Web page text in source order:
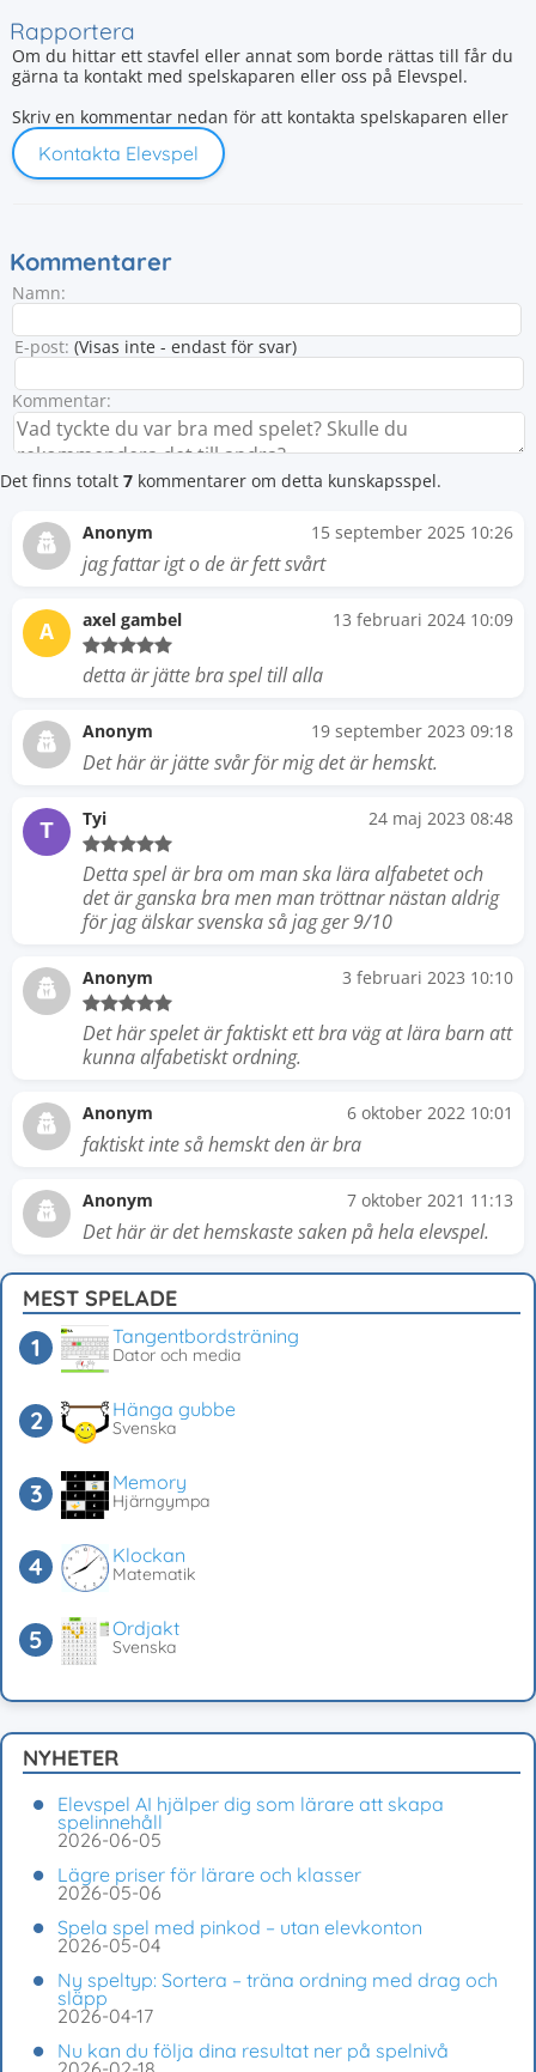
Rapportera
Om du hittar ett stavfel eller annat som borde rättas till får du
gärna ta kontakt med spelskaparen eller oss på Elevspel.
Skriv en kommentar nedan för att kontakta spelskaparen eller
Kontakta Elevspel
Kommentarer
Namn:
E-post: (Visas inte - endast för svar)
Kommentar:
Det finns totalt 7 kommentarer om detta kunskapsspel.
Anonym 15 september 2025 10:26
jag fattar igt o de är fett svårt
A axel gambel 13 februari 2024 10:09
detta är jätte bra spel till alla
Anonym 19 september 2023 09:18
Det här är jätte svår för mig det är hemskt.
T Tyi 24 maj 2023 08:48
Detta spel är bra om man ska lära alfabetet och
det är ganska bra men man tröttnar nästan aldrig
för jag älskar svenska så jag ger 9/10
Anonym 3 februari 2023 10:10
Det här spelet är faktiskt ett bra väg at lära barn att
kunna alfabetiskt ordning.
Anonym 6 oktober 2022 10:01
faktiskt inte så hemskt den är bra
Anonym 7 oktober 2021 11:13
Det här är det hemskaste saken på hela elevspel.
MEST SPELADE
Tangentbordsträning
Dator och media
Hänga gubbe
Svenska
Memory
Hjärngympa
Klockan
Matematik
Ordjakt
Svenska
NYHETER
Elevspel AI hjälper dig som lärare att skapa
spelinnehåll
2026-06-05
Lägre priser för lärare och klasser
2026-05-06
Spela spel med pinkod – utan elevkonton
2026-05-04
Ny speltyp: Sortera – träna ordning med drag och
släpp
2026-04-17
Nu kan du följa dina resultat ner på spelnivå